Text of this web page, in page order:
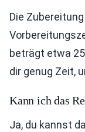
Die
beträgt etwa
dir genug Zeit,
Kann ich das
Ja, du kannst